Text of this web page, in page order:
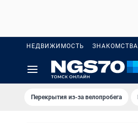
НЕДВИЖИМОСТЬ ЗНАКОМСТВА
Перекрытия из-за велопробега